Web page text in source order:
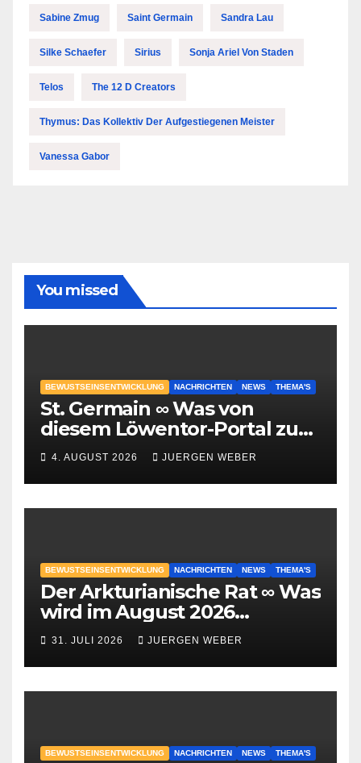
Sabine Zmug Saint Germain Sandra Lau
Silke Schaefer Sirius Sonja Ariel Von Staden
Telos The 12 D Creators
Thymus: Das Kollektiv Der Aufgestiegenen Meister
Vanessa Gabor
You missed
BEWUSTSEINSENTWICKLUNG NACHRICHTEN NEWS THEMA'S
St. Germain ∞ Was von
diesem Löwentor-Portal zu
erwarten ist
4. AUGUST 2026 JUERGEN WEBER
BEWUSTSEINSENTWICKLUNG NACHRICHTEN NEWS THEMA'S
Der Arkturianische Rat ∞ Was
wird im August 2026
geschehen?
31. JULI 2026 JUERGEN WEBER
BEWUSTSEINSENTWICKLUNG NACHRICHTEN NEWS THEMA'S